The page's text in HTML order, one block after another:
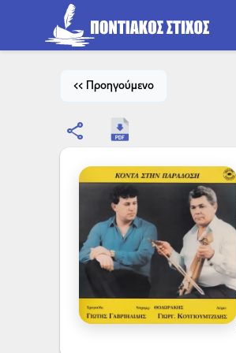
<< Προηγούμενο
share